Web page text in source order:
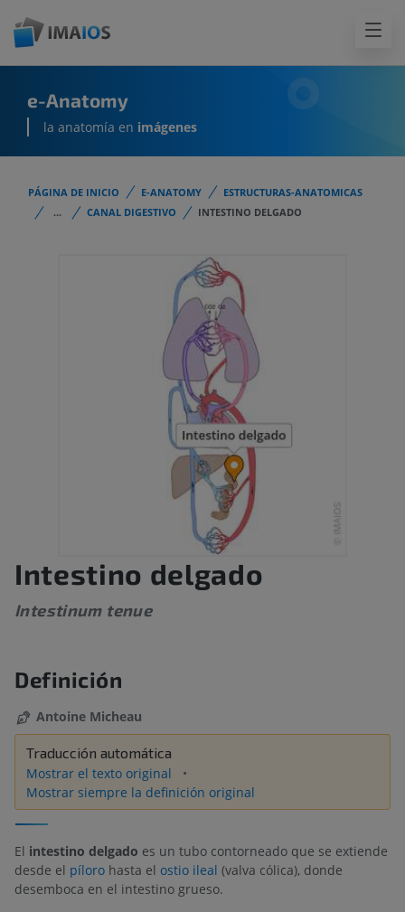
e-Anatomy
la anatomía en imágenes
PÁGINA DE INICIO E-ANATOMY
ESTRUCTURAS-ANATOMICAS
...
CANAL DIGESTIVO INTESTINO DELGADO
Intestino delgado
Intestinum tenue
Definición
Antoine Micheau
Traducción automática
Mostrar el texto original
Mostrar siempre la definición original
El intestino delgado es un tubo contorneado que se extiende
desde el píloro hasta el ostio ileal (valva cólica), donde
desemboca en el intestino grueso.